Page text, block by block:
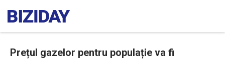
Prețul gazelor pentru populație va fi